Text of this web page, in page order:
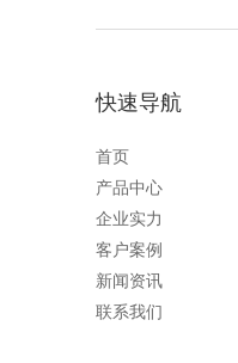
快速导航
首页
产品中心
企业实力
客户案例
新闻资讯
联系我们